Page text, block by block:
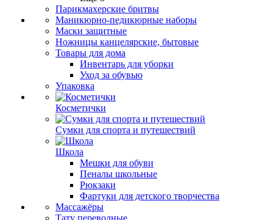
Парикмахерские бритвы
Маникюрно-педикюрные наборы
Маски защитные
Ножницы канцелярские, бытовые
Товары для дома
Инвентарь для уборки
Уход за обувью
Упаковка
Косметички
Сумки для спорта и путешествий
Школа
Мешки для обуви
Пеналы школьные
Рюкзаки
Фартуки для детского творчества
Массажёры
Тату переводные